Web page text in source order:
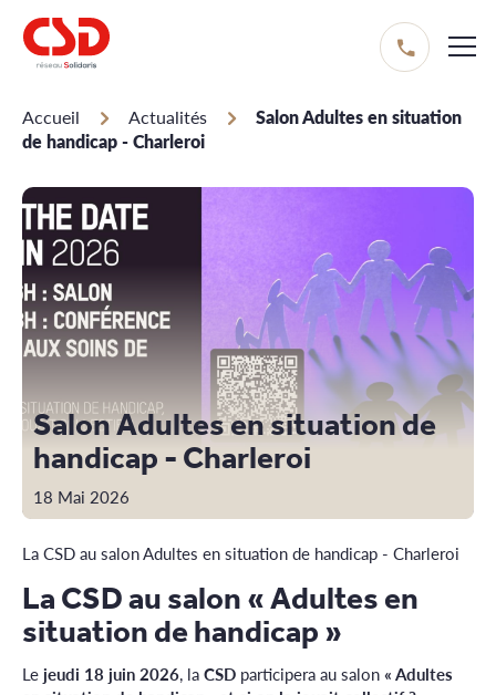
contenu
Fil
d'Ariane
Accueil Actualités
Salon Adultes en situation
de handicap - Charleroi
Salon Adultes en situation de
handicap - Charleroi
18 Mai 2026
La CSD au salon Adultes en situation de handicap - Charleroi
La CSD au salon « Adultes en
situation de handicap »
Lejeudi 18 juin 2026, laCSD participera au salon« Adultes